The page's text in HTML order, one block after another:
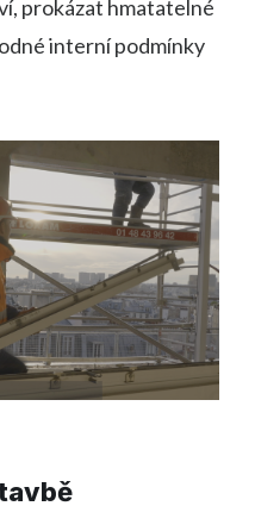
prokázat hmatatelné
interní podmínky